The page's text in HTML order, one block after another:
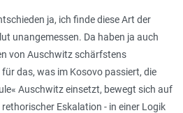
ja, ich finde diese Art der
unangemessen. Da haben ja auch
von Auschwitz schärfstens
das, was im Kosovo passiert, die
Auschwitz einsetzt, bewegt sich auf
rethorischer Eskalation - in einer Logik